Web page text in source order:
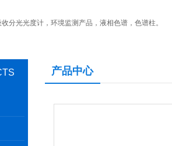
分光光度计，环境监测产品，液相色谱，色谱柱。
产品中心